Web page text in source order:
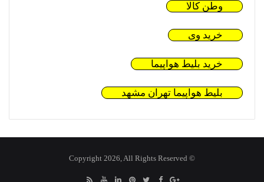
وطن کالا
خرید وی
خرید بلیط هواپیما
بلیط هواپیما تهران مشهد
© Copyright 2026, All Rights Reserved